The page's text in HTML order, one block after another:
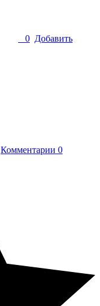
0 Добавить
Комментарии 0